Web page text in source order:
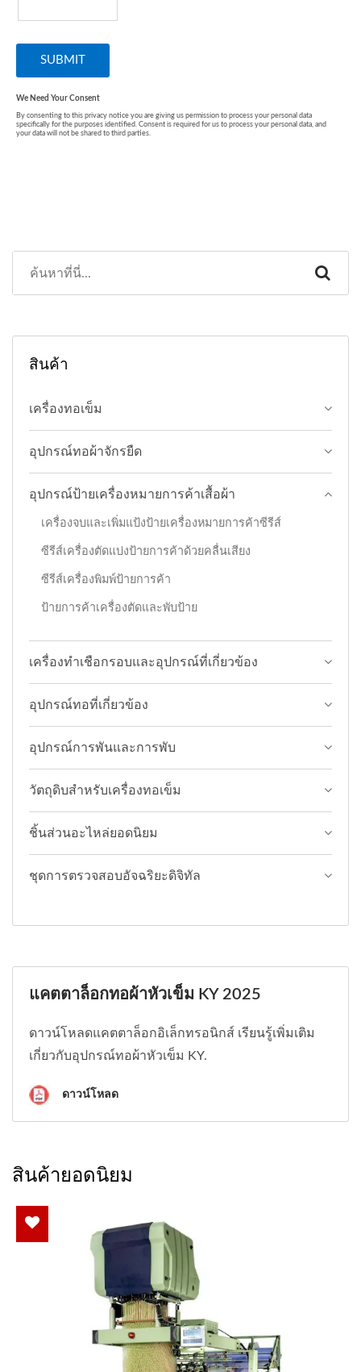
สินค้า
เครื่องทอเข็ม
อุปกรณ์ทอผ้าจักรยืด
อุปกรณ์ป้ายเครื่องหมายการค้าเสื้อผ้า
เครื่องจบและเพิ่มแป้งป้ายเครื่องหมายการค้าซีรีส์
ซีรีส์เครื่องตัดแบ่งป้ายการค้าด้วยคลื่นเสียง
ซีรีส์เครื่องพิมพ์ป้ายการค้า
ป้ายการค้าเครื่องตัดและพับป้าย
เครื่องทำเชือกรอบและอุปกรณ์ที่เกี่ยวข้อง
อุปกรณ์ทอที่เกี่ยวข้อง
อุปกรณ์การพันและการพับ
วัตถุดิบสำหรับเครื่องทอเข็ม
ชิ้นส่วนอะไหล่ยอดนิยม
ชุดการตรวจสอบอัจฉริยะดิจิทัล
แคตตาล็อกทอผ้าหัวเข็ม KY 2025
ดาวน์โหลดแคตตาล็อกอิเล็กทรอนิกส์ เรียนรู้เพิ่มเติม
เกี่ยวกับอุปกรณ์ทอผ้าหัวเข็ม KY.
ดาวน์โหลด
สินค้ายอดนิยม